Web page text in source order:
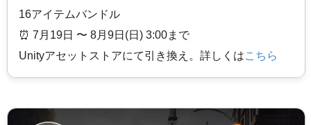
16アイテムバンドル
⏰️ 7月19日 〜 8月9日(日) 3:00まで
Unityアセットストアにて引き換え。詳しくはこちら